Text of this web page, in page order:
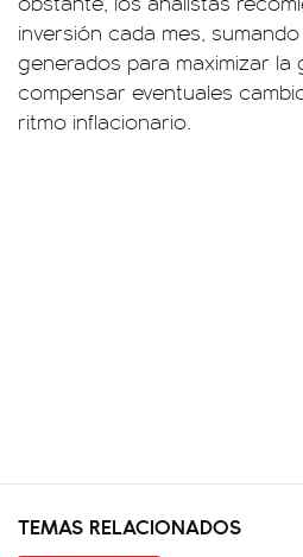
inversión cada mes,
generados para maximizar
compensar eventuales
ritmo inflacionario.
TEMAS RELACIONADOS